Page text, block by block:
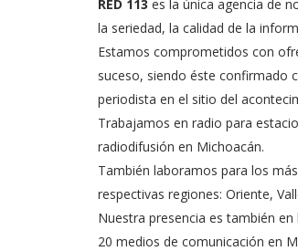
RED 113 es la única agencia de
la seriedad, la calidad de la
Estamos comprometidos con
suceso, siendo éste confirmado
periodista en el sitio del
Trabajamos en radio para
radiodifusión en Michoacán.
También laboramos para los
respectivas regiones: Oriente,
Nuestra presencia es también
20 medios de comunicación en